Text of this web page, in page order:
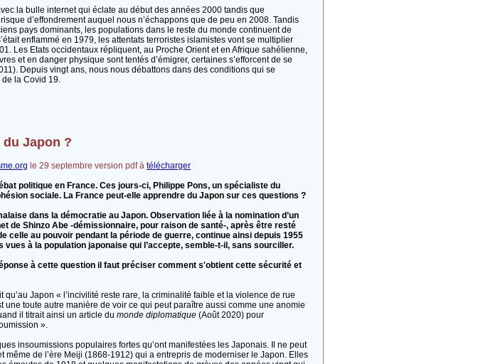
la bulle internet qui éclate au début des années 2000 tandis que
d’effondrement auquel nous n’échappons que de peu en 2008. Tandis
pays dominants, les populations dans le reste du monde continuent de
enflammé en 1979, les attentats terroristes islamistes vont se multiplier
Les Etats occidentaux répliquent, au Proche Orient et en Afrique sahélienne,
et en danger physique sont tentés d’émigrer, certaines s’efforcent de se
Depuis vingt ans, nous nous débattons dans des conditions qui se
la Covid 19.
Japon ?
le 29 septembre version pdf à télécharger
politique en France. Ces jours-ci, Philippe Pons, un spécialiste du
sociale. La France peut-elle apprendre du Japon sur ces questions ?
dans la démocratie au Japon. Observation liée à la nomination d’un
de Shinzo Abe -démissionnaire, pour raison de santé-, après être resté
au pouvoir pendant la période de guerre, continue ainsi depuis 1955
à la population japonaise qui l’accepte, semble-t-il, sans sourciller.
à cette question il faut préciser comment s'obtient cette sécurité et
Japon « l’incivilité reste rare, la criminalité faible et la violence de rue
une toute autre manière de voir ce qui peut paraître aussi comme une anomie
il titrait ainsi un article du monde diplomatique (Août 2020) pour
».
insoumissions populaires fortes qu’ont manifestées les Japonais. Il ne peut
de l’ère Meiji (1868-1912) qui a entrepris de moderniser le Japon. Elles